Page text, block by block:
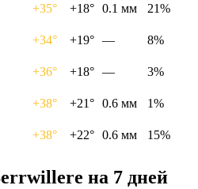
+35° +18° 0.1 мм
21%
+34° +19° —
8%
+36° +18° —
3%
+38° +21° 0.6 мм
1%
+38° +22° 0.6 мм 15%
на 7 дней